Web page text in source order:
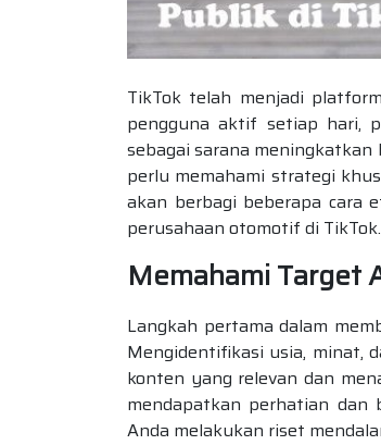
TikTok telah menjadi
pengguna aktif setiap hari,
sebagai sarana
perlu memahami strategi
akan berbagi beberapa cara
perusahaan otomotif di TikTok.
Memahami Target
Langkah pertama dalam
Mengidentifikasi usia, minat,
konten yang relevan dan
mendapatkan perhatian dan
Anda melakukan riset